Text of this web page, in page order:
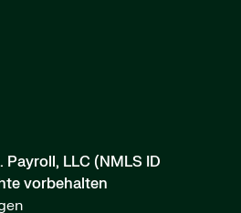
LLC (NMLS ID
vorbehalten